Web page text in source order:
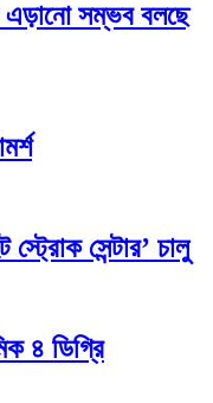
এড়ানো সম্ভব বলছে
সেন্টার’ চালু
৪ ডিগ্রি